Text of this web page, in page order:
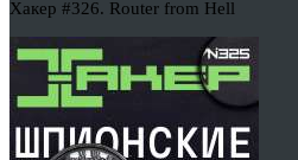
Хакер #326. Router from Hell